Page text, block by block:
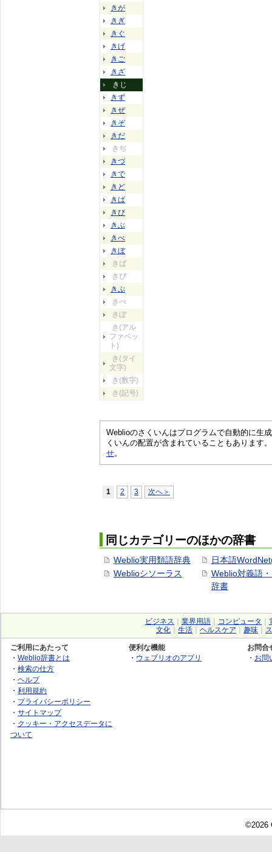
きが
きぎ
きぐ
きげ
きご
きざ
きじ
きず
きぜ
きぞ
きだ
きぢ
きづ
きで
きど
きば
きび
きぶ
きべ
きぼ
きぱ
きぴ
きぷ
きぺ
きぽ
き(アル
ファベッ
ト)
き(タイ
文字)
き(数字)
き(記号)
Weblioのさくいんはプログラムで自動的に生
くいんの配置が含まれていることもあります
せ。
1 2 3 次へ＞
同じカテゴリーのほかの辞書
Weblio実用類語辞典
Weblioシソーラス
日本語
Weblio対義語
辞書
ビジネス 業界用語 コンピュータ
文化
生活 ヘルスケア 趣味
ご利用にあたって
・ Weblio辞書とは
・ 検索の仕方
・ ヘルプ
・ 利用規約
・ プライバシーポリシー
・ サイトマップ
・ クッキー・アクセスデータに
ついて
便利な機能
・ ウェブリオのアプリ
お問合
・ お問
©2026